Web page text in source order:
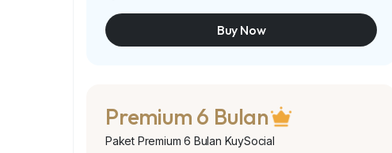
Buy Now
Premium 6 Bulan
Paket Premium 6 Bulan KuySocial